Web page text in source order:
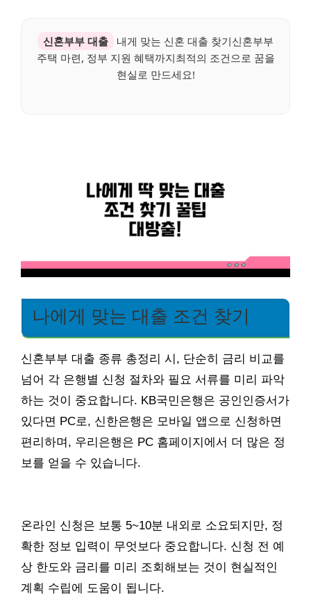
신혼부부 대출
내게 맞는 신혼 대출 찾기신혼부부
주택 마련, 정부 지원 혜택까지최적의 조건으로 꿈을
현실로 만드세요!
나에게 맞는 대출 조건 찾기
신혼부부 대출 종류 총정리 시, 단순히 금리 비교를
넘어 각 은행별 신청 절차와 필요 서류를 미리 파악
하는 것이 중요합니다. KB국민은행은 공인인증서가
있다면 PC로, 신한은행은 모바일 앱으로 신청하면
편리하며, 우리은행은 PC 홈페이지에서 더 많은 정
보를 얻을 수 있습니다.
온라인 신청은 보통 5~10분 내외로 소요되지만, 정
확한 정보 입력이 무엇보다 중요합니다. 신청 전 예
상 한도와 금리를 미리 조회해보는 것이 현실적인
계획 수립에 도움이 됩니다.